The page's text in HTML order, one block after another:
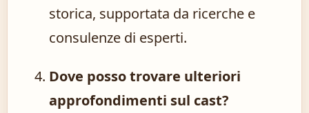
storica, supportata da ricerche e
consulenze di esperti.
Dove posso trovare ulteriori
approfondimenti sul cast?